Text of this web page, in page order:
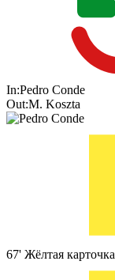
In:Pedro Conde
Out:M. Koszta
67' Жёлтая карточка